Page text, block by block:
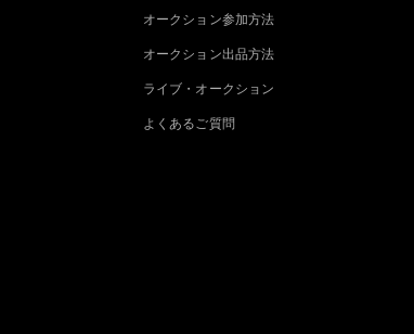
オークション参加方法
オークション出品方法
ライブ・オークション
よくあるご質問